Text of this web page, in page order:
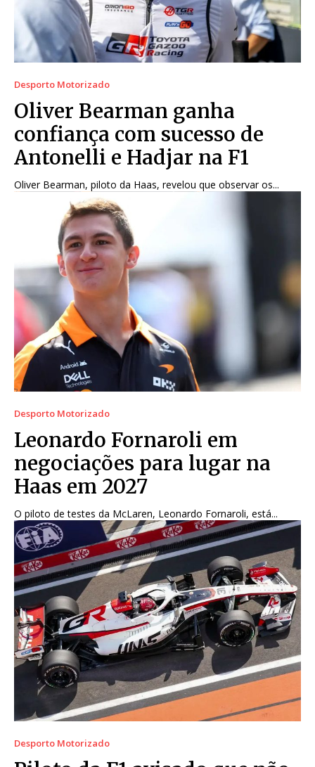
Desporto Motorizado
Oliver Bearman ganha
confiança com sucesso de
Antonelli e Hadjar na F1
Oliver Bearman, piloto da Haas, revelou que observar os...
Desporto Motorizado
Leonardo Fornaroli em
negociações para lugar na
Haas em 2027
O piloto de testes da McLaren, Leonardo Fornaroli, está...
Desporto Motorizado